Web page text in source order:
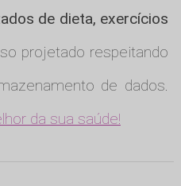
de dieta, exercícios
projetado respeitando
de dados.
da sua saúde!